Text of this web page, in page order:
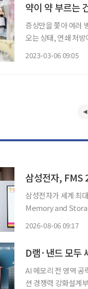
약이 약 부르는
증상만을 쫓아 여러
오는 상태, 연쇄 처
2023-03-06 09:05
삼성전자, FMS
삼성전자가 세계 최
Memory and
2026-08-06 09:17
D램·낸드 모두
AI 메모리 전 영역
션 경쟁력 강화설계부터